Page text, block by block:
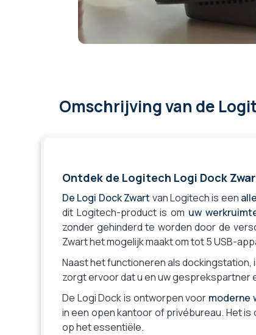
Omschrijvingvan de
Ontdek de Logitech Logi Dock
De Logi Dock Zwart van Logitech is een
dit Logitech-product is om uw
zonder gehinderd te worden door de
Zwart het mogelijk maakt om tot 5 USB-
Naast het functioneren als dockingstation,
zorgt ervoor dat u en uw gesprekspartner
De Logi Dock is ontworpen voor moderne
in een open kantoor of privébureau. Het
op het essentiële.